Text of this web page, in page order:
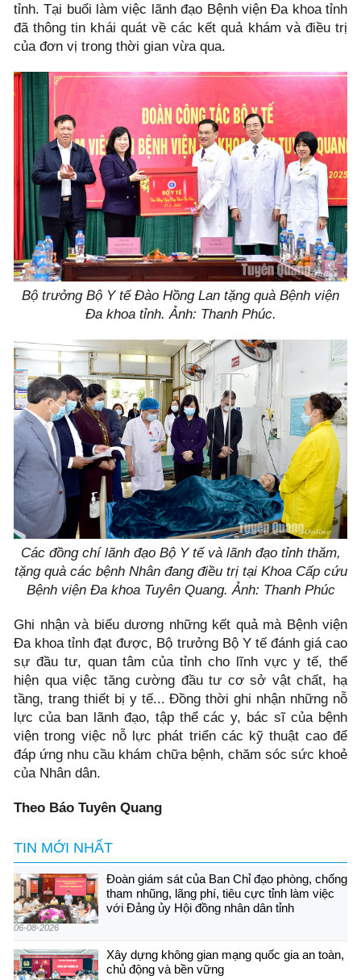
tỉnh. Tại buổi làm việc lãnh đạo Bệnh viện Đa khoa tỉnh
đã thông tin khái quát về các kết quả khám và điều trị
của đơn vị trong thời gian vừa qua.
Bộ trưởng Bộ Y tế Đào Hồng Lan tặng quà Bệnh viện
Đa khoa tỉnh. Ảnh: Thanh Phúc.
Các đồng chí lãnh đạo Bộ Y tế và lãnh đạo tỉnh thăm,
tặng quà các bệnh Nhân đang điều trị tại Khoa Cấp cứu
Bệnh viện Đa khoa Tuyên Quang. Ảnh: Thanh Phúc
Ghi nhận và biểu dương những kết quả mà Bệnh viện
Đa khoa tỉnh đạt được, Bộ trưởng Bộ Y tế đánh giá cao
sự đầu tư, quan tâm của tỉnh cho lĩnh vực y tế, thể
hiện qua việc tăng cường đầu tư cơ sở vật chất, hạ
tầng, trang thiết bị y tế... Đồng thời ghi nhận những nỗ
lực của ban lãnh đạo, tập thể các y, bác sĩ của bệnh
viện trong việc nỗ lực phát triển các kỹ thuật cao để
đáp ứng nhu cầu khám chữa bệnh, chăm sóc sức khoẻ
của Nhân dân.
Theo Báo Tuyên Quang
TIN MỚI NHẤT
Đoàn giám sát của Ban Chỉ đạo phòng, chống
tham nhũng, lãng phí, tiêu cực tỉnh làm việc
với Đảng ủy Hội đồng nhân dân tỉnh
06-08-2026
Xây dựng không gian mạng quốc gia an toàn,
chủ động và bền vững